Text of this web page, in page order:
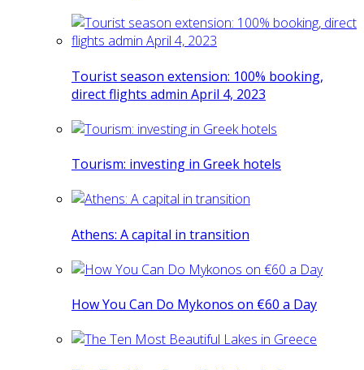
Tourist season extension: 100% booking,
direct flights admin April 4, 2023
Tourism: investing in Greek hotels
Athens: A capital in transition
How You Can Do Mykonos on €60 a Day